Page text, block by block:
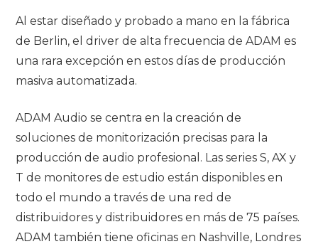
Al estar diseñado y probado a mano en la fábrica
de Berlin, el driver de alta frecuencia de ADAM es
una rara excepción en estos días de producción
masiva automatizada.
ADAM Audio se centra en la creación de
soluciones de monitorización precisas para la
producción de audio profesional. Las series S, AX y
T de monitores de estudio están disponibles en
todo el mundo a través de una red de
distribuidores y distribuidores en más de 75 países.
ADAM también tiene oficinas en Nashville, Londres